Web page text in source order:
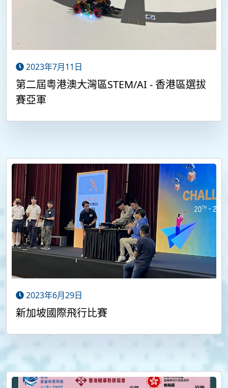
2023年7月11日
第二屆粵港澳大灣區STEM/AI - 香港區選拔
賽亞軍
2023年6月29日
新加坡國際飛行比賽